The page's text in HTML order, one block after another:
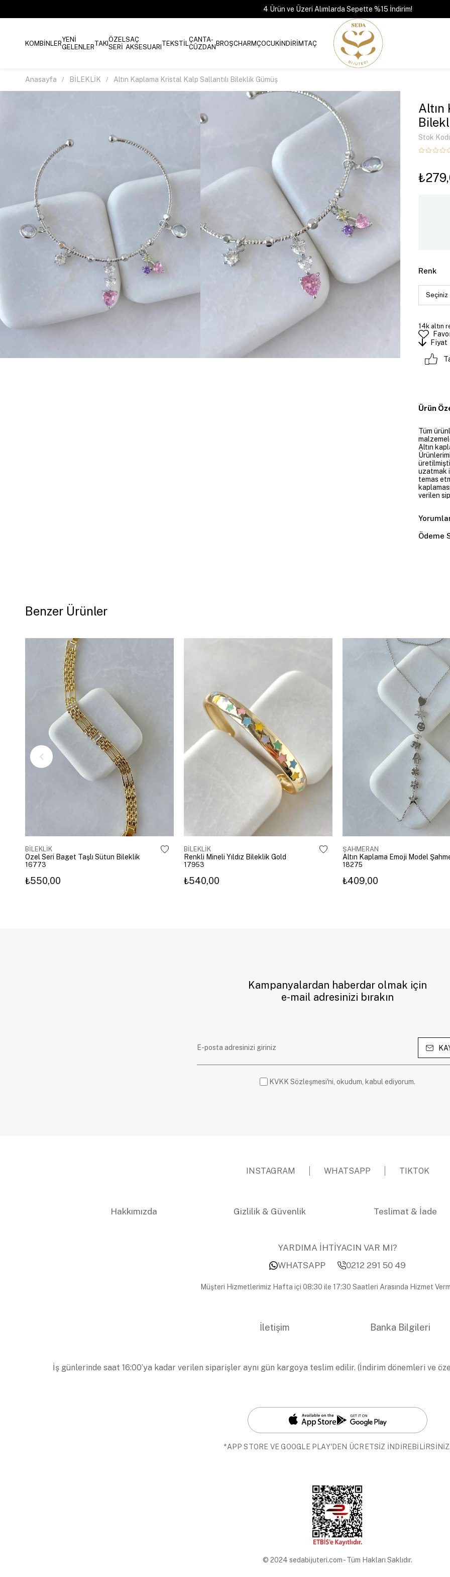
4 Ürün ve Üzeri Alımlarda Sepette %15 İndirim!
KOMBİNLERYENİ
GELENLERTAKIÖZEL
SERİ
SAÇ
AKSESUARI TEKSTİLÇANTA-
CÜZDANBROŞCHARMÇOCUKİNDİRİMTAÇ
Anasayfa BİLEKLİK Altın Kaplama Kristal Kalp Sallantılı Bileklik Gümüş
Altın
Stok
Renk
14k altın
Fiyat
Ürün
Tüm
Altın
uzatmak
temas
verilen
Ödeme
Benzer Ürünler
BİLEKLİK
Özel Seri Baget Taşlı Sütun Bileklik
16773
₺550,00
BİLEKLİK
Renkli Mineli Yıldız Bileklik Gold
17953
₺540,00
ŞAHMERAN
18275
₺409,00
Kampanyalardan haberdar olmak için
e-mail adresinizi bırakın
KVKK Sözleşmesi'ni, okudum, kabul ediyorum.
INSTAGRAM WHATSAPP TIKTOK
Hakkımızda Gizlilik & Güvenlik Teslimat & İade
YARDIMA İHTİYACIN VAR MI?
WHATSAPP
0212 291 50 49
Müşteri Hizmetlerimiz Hafta içi 08:30 ile 17:30 Saatleri Arasında Hizmet
İletişim Banka Bilgileri
İş günlerinde saat 16:00’ya kadar verilen siparişler aynı gün kargoya teslim edilir. (İndirim dönemleri ve
*APP STORE VE GOOGLE PLAY'DEN ÜCRETSİZ İNDİREBİLİRSİNİZ.
© 2024 sedabijuteri.com - Tüm Hakları Saklıdır.